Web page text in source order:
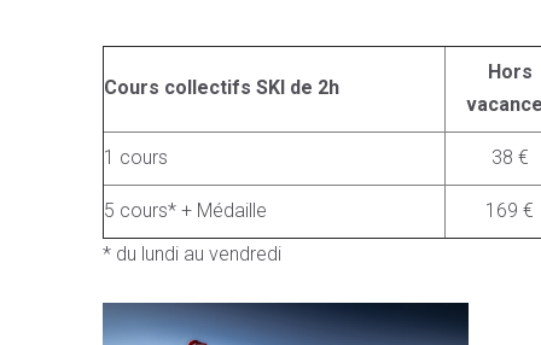
Cours collectifs SKI de 2h
Hors
1 cours 38 €
5 cours* + Médaille
169 €
* du lundi au vendredi